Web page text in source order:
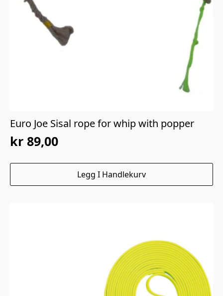
Euro Joe Sisal rope for whip with popper
kr 89,00
Legg I Handlekurv